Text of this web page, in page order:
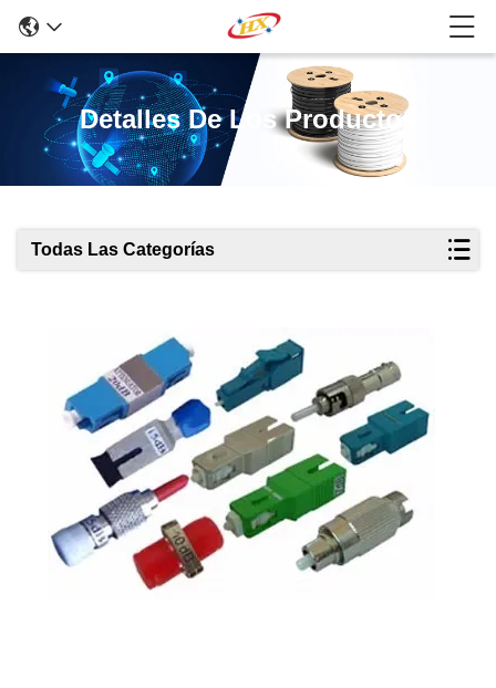
Detalles De Los Productos
Todas Las Categorías